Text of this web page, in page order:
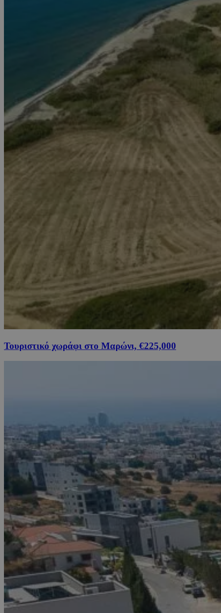
Τουριστικό χωράφι στο Μαρώνι, €225,000